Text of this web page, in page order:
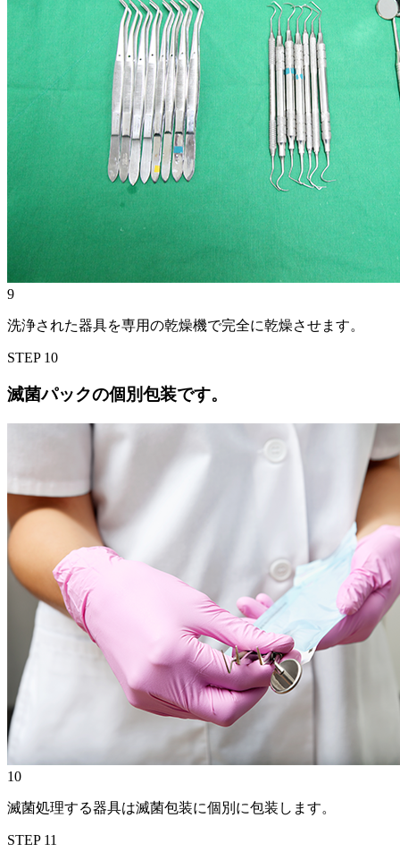
9
洗浄された器具を専用の乾燥機で完全に乾燥させます。
STEP 10
滅菌パックの個別包装です。
10
滅菌処理する器具は滅菌包装に個別に包装します。
STEP 11